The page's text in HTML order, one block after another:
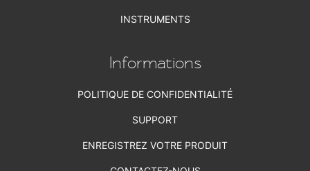
INSTRUMENTS
Informations
POLITIQUE DE CONFIDENTIALITÉ
SUPPORT
ENREGISTREZ VOTRE PRODUIT